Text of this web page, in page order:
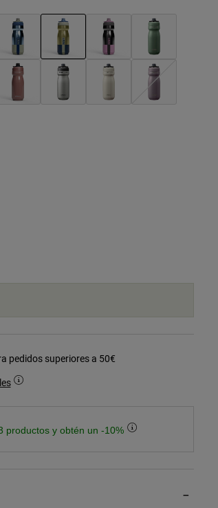
seleccionado
pedidos superiores a 50€
productos y obtén un -10%